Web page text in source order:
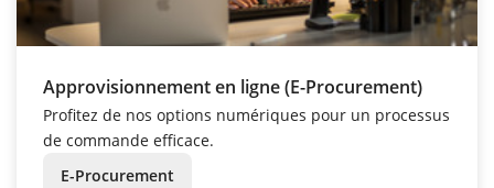
Approvisionnement en ligne (E-Procurement)
Profitez de nos options numériques pour un processus
de commande efficace.
E-Procurement